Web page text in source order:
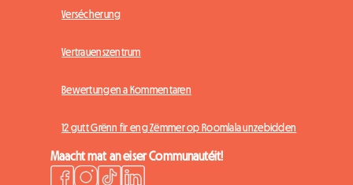
Versécherung
Vertrauenszentrum
Bewertungen a Kommentaren
12 gutt Grënn fir eng Zëmmer op Roomlala unzebidden
Maacht mat an eiser Communautéit!